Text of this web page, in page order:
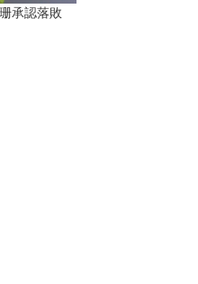
承認落敗